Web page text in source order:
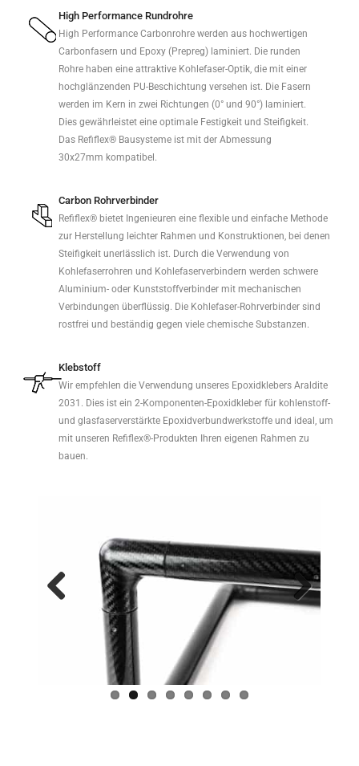
High Performance Rundrohre
High Performance Carbonrohre werden aus hochwertigen
Carbonfasern und Epoxy (Prepreg) laminiert. Die runden
Rohre haben eine attraktive Kohlefaser-Optik, die mit einer
hochglänzenden PU-Beschichtung versehen ist. Die Fasern
werden im Kern in zwei Richtungen (0° und 90°) laminiert.
Dies gewährleistet eine optimale Festigkeit und Steifigkeit.
Das Refiflex® Bausysteme ist mit der Abmessung
30x27mm kompatibel.
Carbon Rohrverbinder
Refiflex® bietet Ingenieuren eine flexible und einfache Methode
zur Herstellung leichter Rahmen und Konstruktionen, bei denen
Steifigkeit unerlässlich ist. Durch die Verwendung von
Kohlefaserrohren und Kohlefaserverbindern werden schwere
Aluminium- oder Kunststoffverbinder mit mechanischen
Verbindungen überflüssig. Die Kohlefaser-Rohrverbinder sind
rostfrei und beständig gegen viele chemische Substanzen.
Klebstoff
Wir empfehlen die Verwendung unseres Epoxidklebers Araldite
2031. Dies ist ein 2-Komponenten-Epoxidkleber für kohlenstoff-
und glasfaserverstärkte Epoxidverbundwerkstoffe und ideal, um
mit unseren Refiflex®-Produkten Ihren eigenen Rahmen zu
bauen.